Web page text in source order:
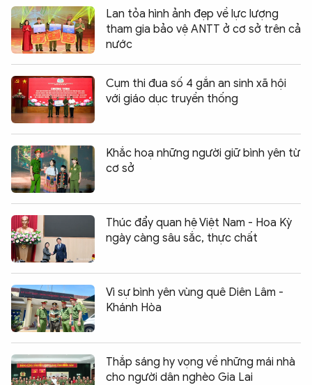
Lan tỏa hình ảnh đẹp về lực lượng
tham gia bảo vệ ANTT ở cơ sở trên cả
nước
Cụm thi đua số 4 gắn an sinh xã hội
với giáo dục truyền thống
Khắc hoạ những người giữ bình yên từ
cơ sở
Thúc đẩy quan hệ Việt Nam - Hoa Kỳ
ngày càng sâu sắc, thực chất
Vì sự bình yên vùng quê Diên Lâm -
Khánh Hòa
Thắp sáng hy vọng về những mái nhà
cho người dân nghèo Gia Lai